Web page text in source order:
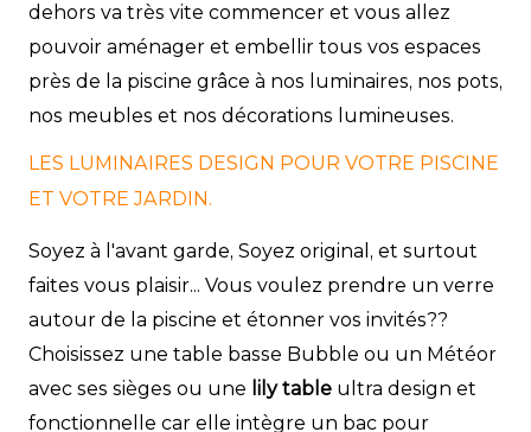
dehors va très vite commencer et vous allez
pouvoir aménager et embellir tous vos espaces
près de la piscine grâce à nos luminaires, nos pots,
nos meubles et nos décorations lumineuses.
LES LUMINAIRES DESIGN POUR VOTRE PISCINE
ET VOTRE JARDIN.
Soyez à l'avant garde, Soyez original, et surtout
faites vous plaisir... Vous voulez prendre un verre
autour de la piscine et étonner vos invités??
Choisissez une table basse Bubble ou un Météor
avec ses sièges ou une lily table ultra design et
fonctionnelle car elle intègre un bac pour